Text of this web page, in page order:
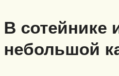
В сотейнике
небольшой